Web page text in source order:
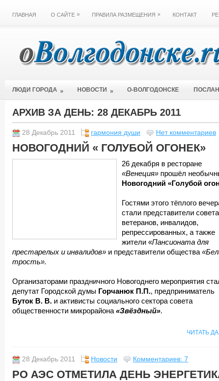
ГЛАВНАЯ О САЙТЕ » ПРАВИЛА РАЗМЕЩЕНИЯ » КОНТАКТ
ЛЮДИ ГОРОДА » НОВОСТИ » О-ВОЛГОДОНСКЕ
АРХИВ ЗА ДЕНЬ: 28 ДЕКАБРЬ 2011
28 Декабрь 2011 гармония души Нет комментариев
НОВОГОДНИЙ « ГОЛУБОЙ ОГОНЕК»
26 декабря в ресторане
«Венеция» прошёл
Новогодний «Голубой
Гостями этого тёплого
стали представители совета
ветеранов, инвалидов,
репрессированных, а также
жители «Пансионата для
престарелых и инвалидов» и представители общества
трость».
Организаторами праздничного Новогоднего мероприятия
депутат Городской думы Горчанюк П.П., предприниматель
Буток В. В. и активисты социального сектора совета
общественности микрорайона «Звёздный».
ЧИТАТЬ
28 Декабрь 2011 Новости Комментариев: 7
РО АЭС ОТМЕТИЛА ДЕНЬ